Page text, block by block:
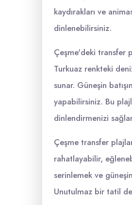
kaydırakları ve
dinlenebilirsiniz.
Çeşme'deki transfer
Turkuaz renkteki
sunar. Güneşin
yapabilirsiniz. Bu
dinlendirmenizi
Çeşme transfer
rahatlayabilir,
serinlemek ve
Unutulmaz bir tatil